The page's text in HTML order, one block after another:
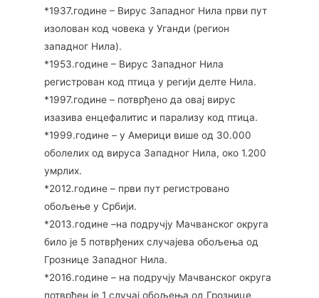
*1937.године – Вирус Западног Нила први пут
изолован код човека у Уганди (регион
западног Нила).
*1953.године – Вирус Западног Нила
регистрован код птица у регији делте Нила.
*1997.године – потврђено да овај вирус
изазива енцефалитис и парализу код птица.
*1999.године – у Америци више од 30.000
оболелих од вируса Западног Нила, око 1.200
умрлих.
*2012.године – први пут регистровано
обољење у Србији.
*2013.године –на подручју Мачванског округа
било је 5 потврђених случајева обољења од
Грознице Западног Нила.
*2016.године – на подручју Мачванског округа
потврђен је 1 случај обољења од Грознице